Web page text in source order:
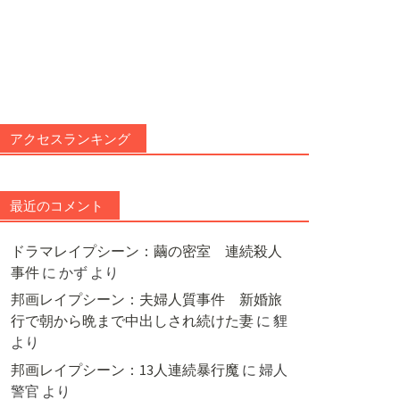
アクセスランキング
最近のコメント
ドラマレイプシーン：繭の密室 連続殺人
事件に かずより
邦画レイプシーン：夫婦人質事件 新婚旅
行で朝から晩まで中出しされ続けた妻に 貍
より
邦画レイプシーン：13人連続暴行魔 に 婦人
警官 より